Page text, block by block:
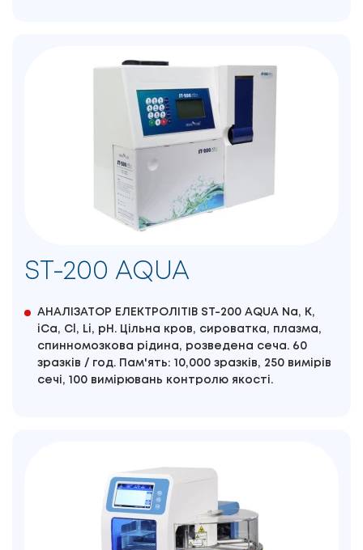
ST-200 AQUA
АНАЛІЗАТОР ЕЛЕКТРОЛІТІВ ST-200 AQUA Na, K,
iCa, Cl, Li, pH. Цільна кров, сироватка, плазма,
спинномозкова рідина, розведена сеча. 60
зразків / год. Пам'ять: 10,000 зразків, 250 вимірів
сечі, 100 вимірювань контролю якості.